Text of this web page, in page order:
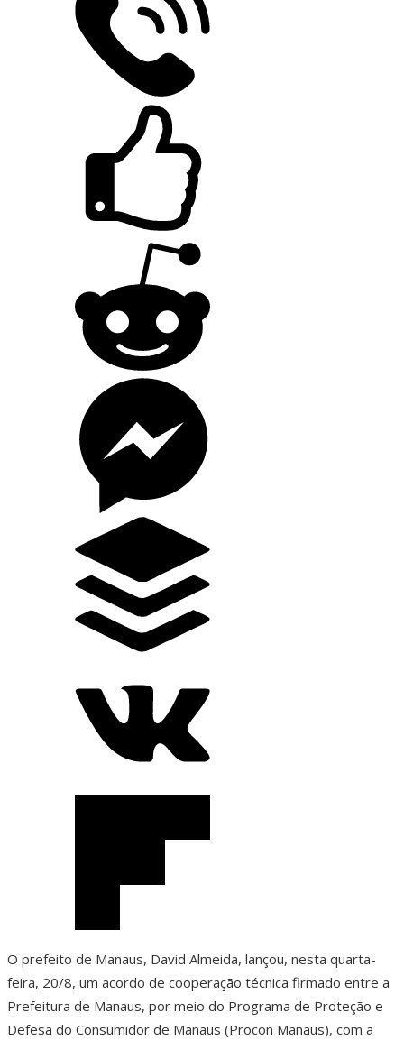
O prefeito de Manaus, David Almeida, lançou, nesta quarta-
feira, 20/8, um acordo de cooperação técnica firmado entre a
Prefeitura de Manaus, por meio do Programa de Proteção e
Defesa do Consumidor de Manaus (Procon Manaus), com a